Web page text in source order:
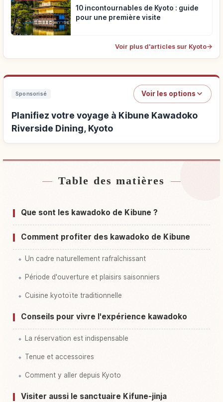
10 incontournables de Kyoto : guide
pour une première visite
Voir plus d'articles sur Kyoto→
Sponsorisé Voir les options
Planifiez votre voyage à Kibune Kawadoko
Riverside Dining, Kyoto
Hébergements près de Kibune Kawadoko
↗
Table des matières
Que sont les kawadoko de Kibune ?
Comment profiter des kawadoko de Kibune
Un cadre naturellement rafraîchissant
Période d'ouverture et plaisirs saisonniers
Cuisine kyotoïte traditionnelle
Conseils pour vivre l'expérience kawadoko
La réservation est indispensable
Tenue et accessoires
Comment y aller depuis Kyoto
Visiter aussi le sanctuaire Kifune-jinja